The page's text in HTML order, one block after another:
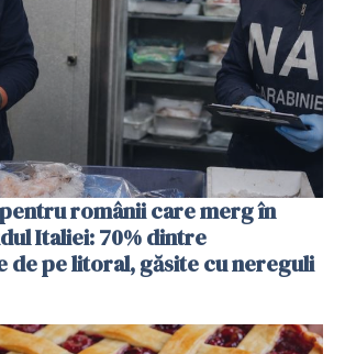
românii care merg în
Italiei: 70% dintre
de pe litoral, găsite cu nereguli